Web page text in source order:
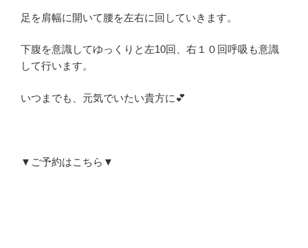
足を肩幅に開いて腰を左右に回していきます。
下腹を意識してゆっくりと左10回、右１０回呼吸も意識
して行います。
いつまでも、元気でいたい貴方に💕
▼ご予約はこちら▼